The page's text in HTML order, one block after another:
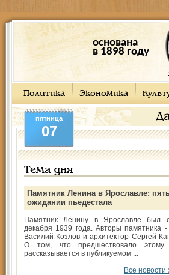
основана
в 1898 году
Политика Экономика
пятница
07
Тема дня
Памятник Ленина в Ярославле:
ожидании пьедестала
Памятник Ленину в Ярославле был
декабря 1939 года. Авторы памятника -
Василий Козлов и архитектор Сергей
О том, что предшествовало этому
рассказывается в публикуемом ...
Все новости